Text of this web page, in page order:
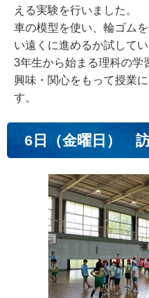
える実験を行いました。
車の模型を使い、輪ゴム
い遠くに進めるか試してい
3年生から始まる理科の学
興味・関心をもって授業
す。
6日（金曜日）